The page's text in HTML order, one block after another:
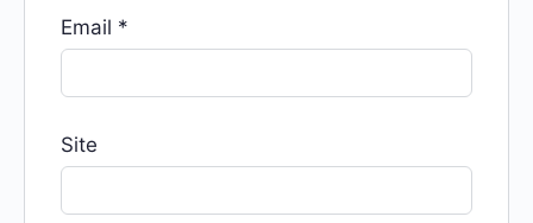
Email *
Site